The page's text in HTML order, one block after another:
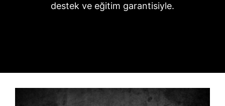
destek ve eğitim garantisiyle.